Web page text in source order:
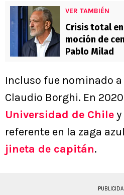
VER TAMBIÉN
Crisis total en
moción de
Pablo Milad
Incluso fue nominado a
Claudio Borghi. En
Universidad de Chile
referente en la zaga
jineta de capitán.